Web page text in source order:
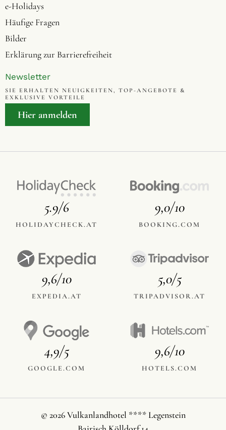
e-Holidays
Häufige Fragen
Bilder
Erklärung zur Barrierefreiheit
Newsletter
SIE ERHALTEN NEUIGKEITEN, TOP-ANGEBOTE &
EXKLUSIVE VORTEILE
Hier anmelden
5.9/6
HOLIDAYCHECK.AT
9,0/10
BOOKING.COM
9,6/10
EXPEDIA.AT
5,0/5
TRIPADVISOR.AT
4,9/5
GOOGLE.COM
9,6/10
HOTELS.COM
© 2026 Vulkanlandhotel **** Legenstein